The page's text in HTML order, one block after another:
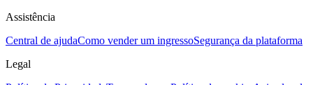
Assistência
Central de ajudaComo vender um ingressoSegurança da plataforma
Legal